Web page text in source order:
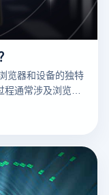
览器和设备的独特
程通常涉及浏览
云登指纹浏览器利
机制，确保跨境